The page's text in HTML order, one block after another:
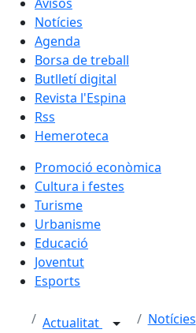
Notícies
Agenda
Borsa de treball
Butlletí digital
Revista l'Espina
Rss
Hemeroteca
Promoció econòmica
Cultura i festes
Turisme
Urbanisme
Educació
Joventut
Esports
Actualitat Notícies